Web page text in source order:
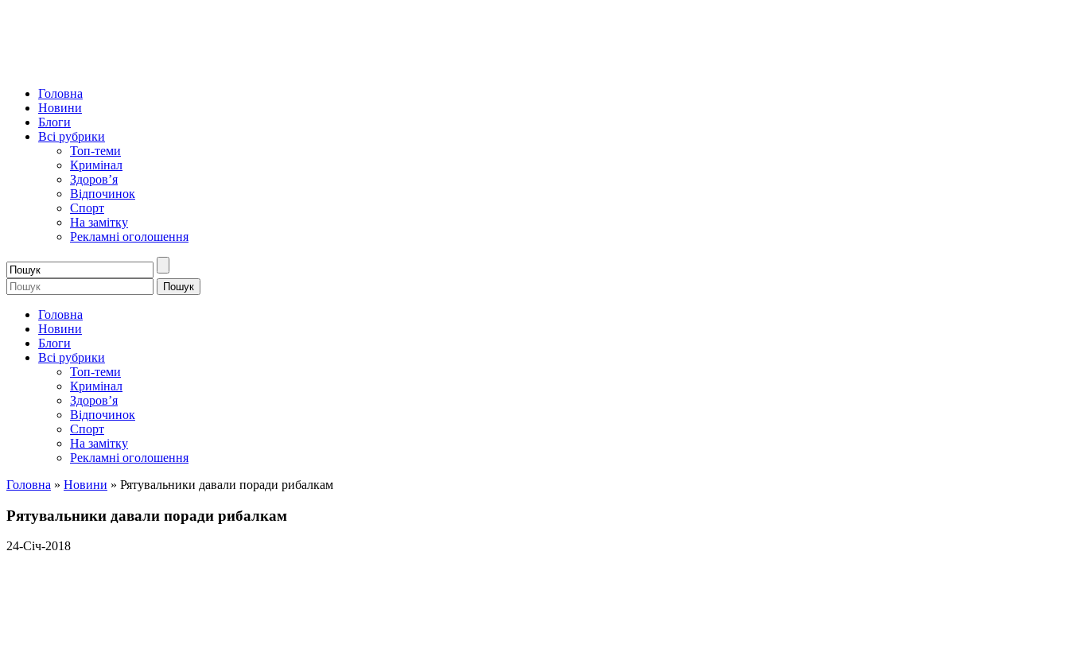
Головна
Новини
Блоги
Всі рубрики
Топ-теми
Кримінал
Здоров’я
Відпочинок
Спорт
На замітку
Рекламні оголошення
Головна
Новини
Блоги
Всі рубрики
Топ-теми
Кримінал
Здоров’я
Відпочинок
Спорт
На замітку
Рекламні оголошення
Головна » Новини » Рятувальники давали поради рибалкам
Рятувальники давали поради рибалкам
24-Січ-2018